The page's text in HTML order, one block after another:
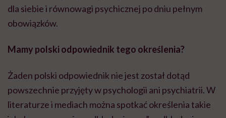
dla siebie i równowagi psychicznej po dniu pełnym
obowiązków.
Mamy polski odpowiednik tego określenia?
Żaden polski odpowiednik nie jest został dotąd
powszechnie przyjęty w psychologii ani psychiatrii. W
literaturze i mediach można spotkać określenia takie